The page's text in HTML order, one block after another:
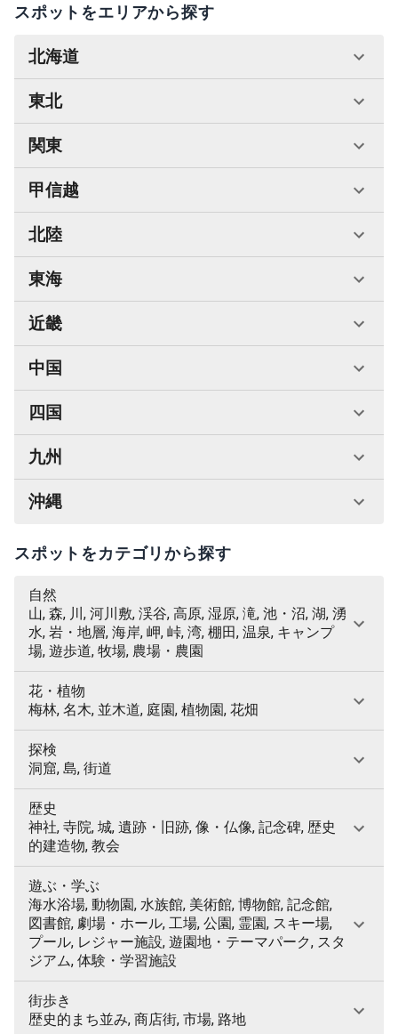
スポットをエリアから探す
北海道
東北
関東
甲信越
北陸
東海
近畿
中国
四国
九州
沖縄
スポットをカテゴリから探す
自然
山, 森, 川, 河川敷, 渓谷, 高原, 湿原, 滝, 池・沼, 湖, 湧
水, 岩・地層, 海岸, 岬, 峠, 湾, 棚田, 温泉, キャンプ
場, 遊歩道, 牧場, 農場・農園
花・植物
梅林, 名木, 並木道, 庭園, 植物園, 花畑
探検
洞窟, 島, 街道
歴史
神社, 寺院, 城, 遺跡・旧跡, 像・仏像, 記念碑, 歴史
的建造物, 教会
遊ぶ・学ぶ
海水浴場, 動物園, 水族館, 美術館, 博物館, 記念館,
図書館, 劇場・ホール, 工場, 公園, 霊園, スキー場,
プール, レジャー施設, 遊園地・テーマパーク, スタ
ジアム, 体験・学習施設
街歩き
歴史的まち並み, 商店街, 市場, 路地